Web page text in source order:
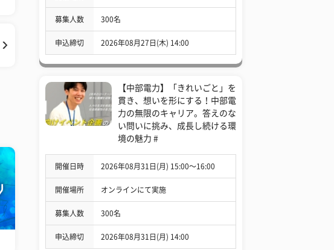
募集人数 300名
申込締切 2026年08月27日(木) 14:00
【中部電力】「きれいごと」を
貫き、想いを形にする！中部電
力の無限のキャリア。答えのな
い問いに挑み、成長し続ける環
境の魅力 #
開催日時 2026年08月31日(月) 15:00〜16:00
開催場所 オンラインにて実施
募集人数 300名
申込締切 2026年08月31日(月) 14:00